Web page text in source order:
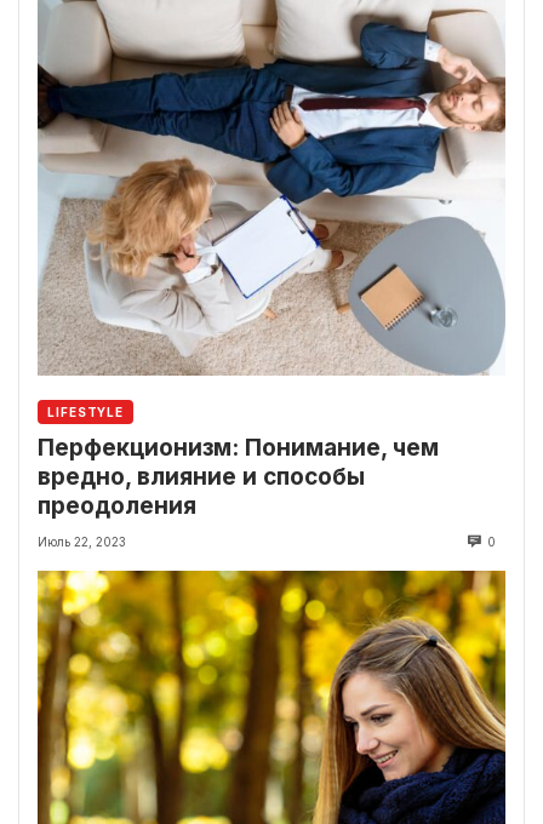
LIFESTYLE
Перфекционизм: Понимание, чем
вредно, влияние и способы
преодоления
Июль 22, 2023 0